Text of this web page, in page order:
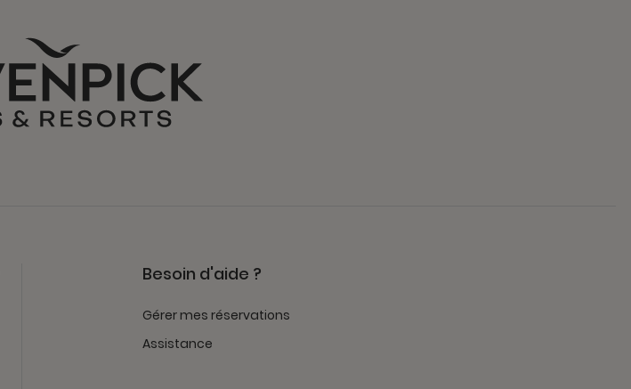
Besoin d'aide ?
Gérer mes réservations
Assistance